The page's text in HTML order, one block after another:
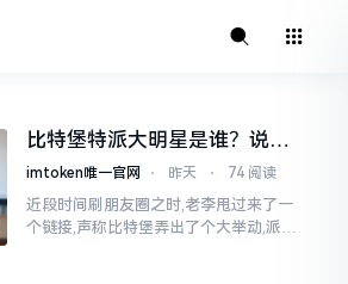
比特堡特派大明星是谁？说实
话，我真没搞明白
imtoken唯一官网 ⋅ 昨天 ⋅ 74 阅读
近段时间刷朋友圈之时,老李甩过来了一
个链接,声称比特堡弄出了个大举动,派遣